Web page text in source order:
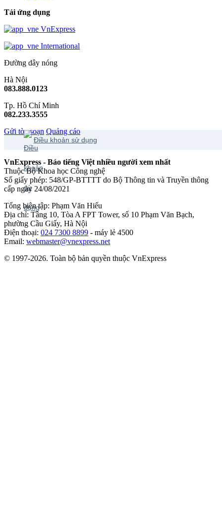
Tải ứng dụng
VnExpress
International
Đường dây nóng
Hà Nội
083.888.0123
Tp. Hồ Chí Minh
082.233.3555
Gửi tòa soạn Quảng cáo
Điều khoản sử dụng
VnExpress - Báo tiếng Việt nhiều người xem nhất
Thuộc Bộ Khoa học Công nghệ
Số giấy phép: 548/GP-BTTTT do Bộ Thông tin và Truyền thông
cấp ngày 24/08/2021
Tổng biên tập: Phạm Văn Hiếu
Địa chỉ: Tầng 10, Tòa A FPT Tower, số 10 Phạm Văn Bạch,
phường Cầu Giấy, Hà Nội
Điện thoại: 024 7300 8899 - máy lẻ 4500
Email: webmaster@vnexpress.net
© 1997-2026. Toàn bộ bản quyền thuộc VnExpress